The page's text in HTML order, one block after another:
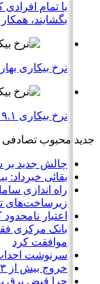
با تمام
بگشایند،
نرخ بیکاری
نرخ بیکاری ۹.۱ درصد اعلام شد
جدید محبوب تصادفی
چالش جدید
بقائی خبرداد:
راه اندازی
زیرساخت‌های
اعتبار
موافقت کرد
سرنوشت احداث
خروج بیش از ۳ میلیون و ۳۵۲ هزار زائر از مرزهای کشور
چرا قبض برق